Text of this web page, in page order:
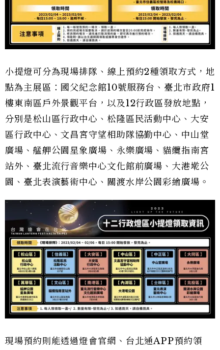
小提燈可分為現場排隊、線上預約2種領取方式，地
點為主展區：國父紀念館10號服務台、臺北市政府1
樓東南區戶外景觀平台，以及12行政區發放地點，
分別是松山區行政中心、松隆區民活動中心、大安
區行政中心、文昌宮守望相助隊協勤中心、中山堂
廣場、艋舺公園星象廣場、永樂廣場、貓纜指南宮
站外、臺北流行音樂中心文化館前廣場、大港墘公
園、臺北表演藝術中心、關渡水岸公園彩繪廣場。
現場預約則能透過燈會官網、台北通APP預約領